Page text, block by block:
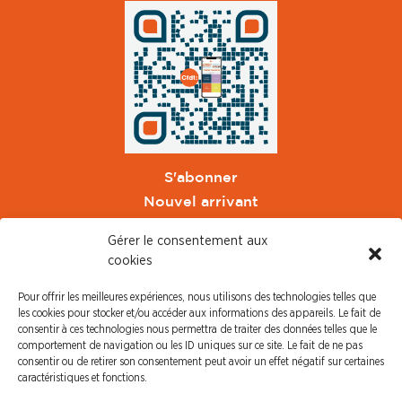
Gérer le consentement aux
cookies
Pour offrir les meilleures expériences, nous utilisons des technologies telles que
les cookies pour stocker et/ou accéder aux informations des appareils. Le fait de
consentir à ces technologies nous permettra de traiter des données telles que le
comportement de navigation ou les ID uniques sur ce site. Le fait de ne pas
consentir ou de retirer son consentement peut avoir un effet négatif sur certaines
caractéristiques et fonctions.
S'abonner
Nouvel arrivant
CFDT Cadres
CFDT Retraités
L'UFFA